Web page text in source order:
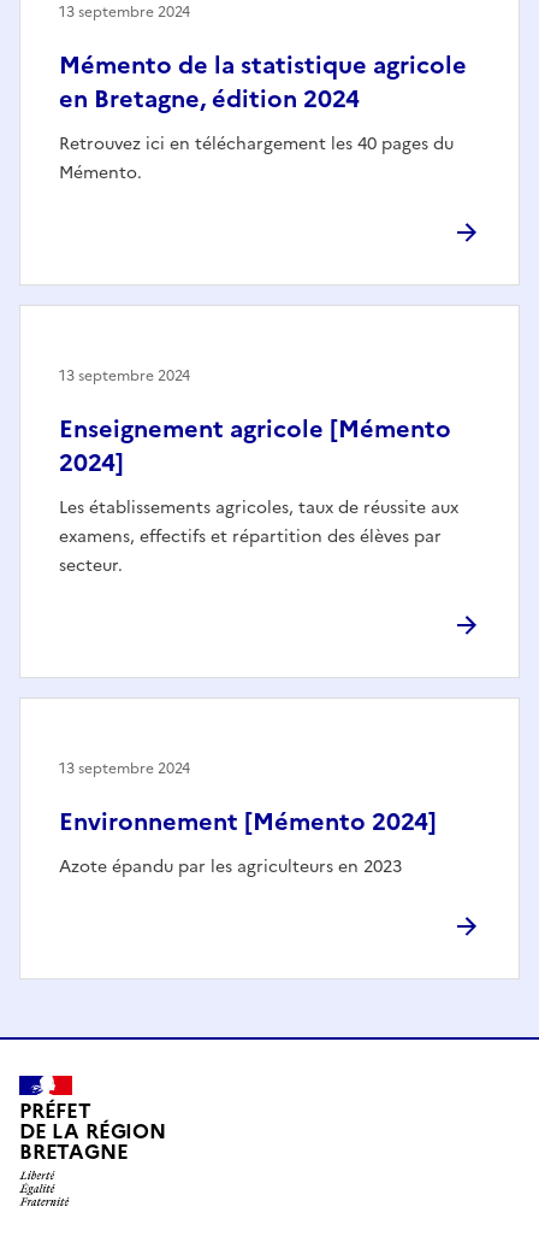
Mémento de la statistique agricole
en Bretagne, édition 2024
Retrouvez ici en téléchargement les 40 pages du
Mémento.
13 septembre 2024
Enseignement agricole [Mémento
2024]
Les établissements agricoles, taux de réussite aux
examens, effectifs et répartition des élèves par
secteur.
13 septembre 2024
Environnement [Mémento 2024]
Azote épandu par les agriculteurs en 2023
13 septembre 2024
PRÉFET
DE LA RÉGION
BRETAGNE